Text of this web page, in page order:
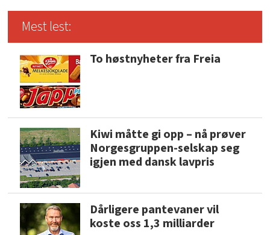
Mest lest:
To høstnyheter fra Freia
Kiwi måtte gi opp – nå prøver
Norgesgruppen-selskap seg
igjen med dansk lavpris
Dårligere pantevaner vil
koste oss 1,3 milliarder